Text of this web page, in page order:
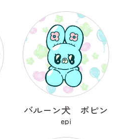
バルーン犬 ポピン
epi